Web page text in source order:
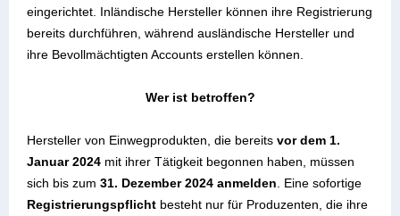
eingerichtet. Inländische Hersteller können ihre Registrierung
bereits durchführen, während ausländische Hersteller und
ihre Bevollmächtigten Accounts erstellen können.
Wer ist betroffen?
Hersteller von Einwegprodukten, die bereits vor dem 1.
Januar 2024 mit ihrer Tätigkeit begonnen haben, müssen
sich bis zum 31. Dezember 2024 anmelden . Eine sofortige
Registrierungspflicht besteht nur für Produzenten, die ihre